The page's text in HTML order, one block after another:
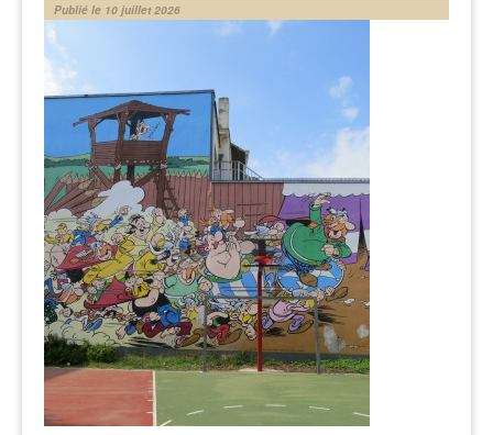
Publié le 10 juillet 2026